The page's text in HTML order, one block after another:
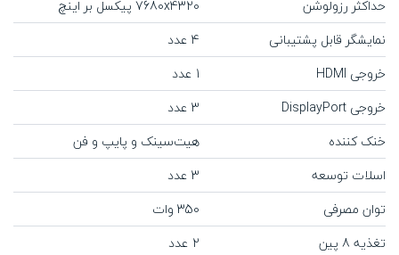
حداکثر رزولوشن
7680x4320 پیکسل بر اینچ
نمایشگر قابل پشتیبانی
4 عدد
خروجی HDMI
1 عدد
خروجی DisplayPort
3 عدد
خنک کننده
هیت‌سینک و پایپ و فن
اسلات توسعه
3 عدد
توان مصرفی
350 وات
تغذیه 8 پین
2 عدد